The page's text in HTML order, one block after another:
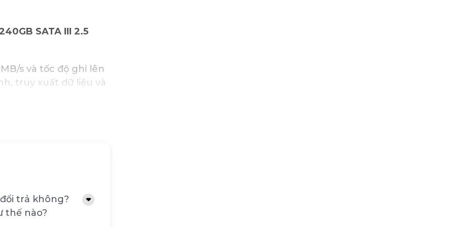
SATA III 2.5
s và tốc độ ghi lên
truy xuất dữ liệu và
thấp hơn so với ổ
động cơ học, ổ
ồn khó chịu.
trả không?
thế nào?